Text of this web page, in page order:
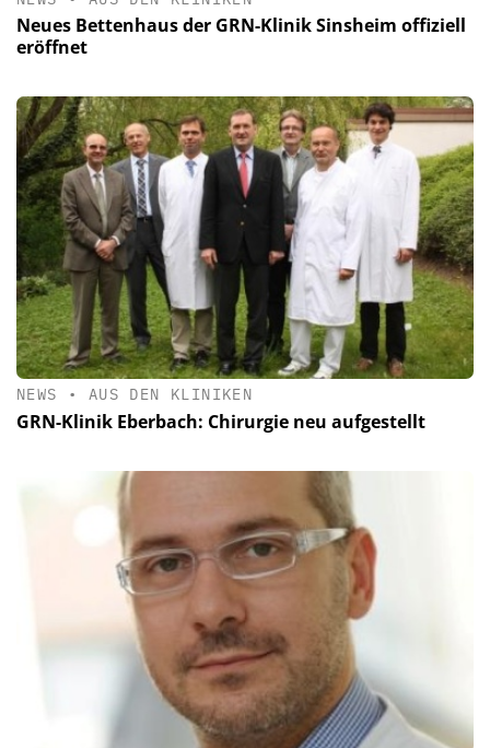
Neues Bettenhaus der GRN-Klinik Sinsheim offiziell
eröffnet
NEWS • AUS DEN KLINIKEN
GRN-Klinik Eberbach: Chirurgie neu aufgestellt